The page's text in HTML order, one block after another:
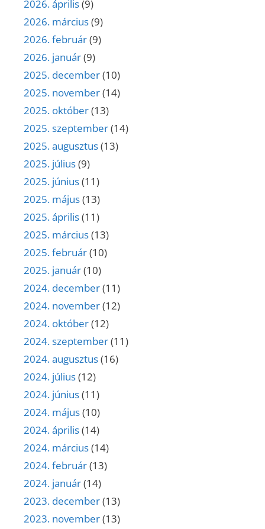
2026. április(9)
2026. március(9)
2026. február(9)
2026. január(9)
2025. december(10)
2025. november(14)
2025. október(13)
2025. szeptember(14)
2025. augusztus(13)
2025. július(9)
2025. június(11)
2025. május(13)
2025. április(11)
2025. március(13)
2025. február(10)
2025. január(10)
2024. december(11)
2024. november(12)
2024. október(12)
2024. szeptember(11)
2024. augusztus(16)
2024. július(12)
2024. június(11)
2024. május(10)
2024. április(14)
2024. március(14)
2024. február(13)
2024. január(14)
2023. december(13)
2023. november(13)